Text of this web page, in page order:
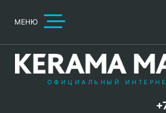
МЕНЮ
ОФИЦИАЛЬНЫЙ